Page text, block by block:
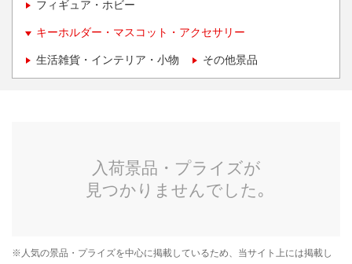
フィギュア・ホビー
キーホルダー・マスコット・アクセサリー
生活雑貨・インテリア・小物 その他景品